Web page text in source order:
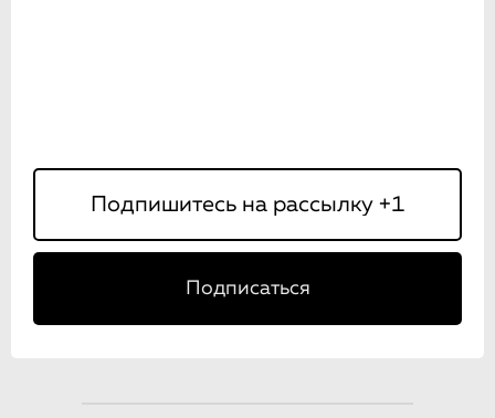
Подписаться